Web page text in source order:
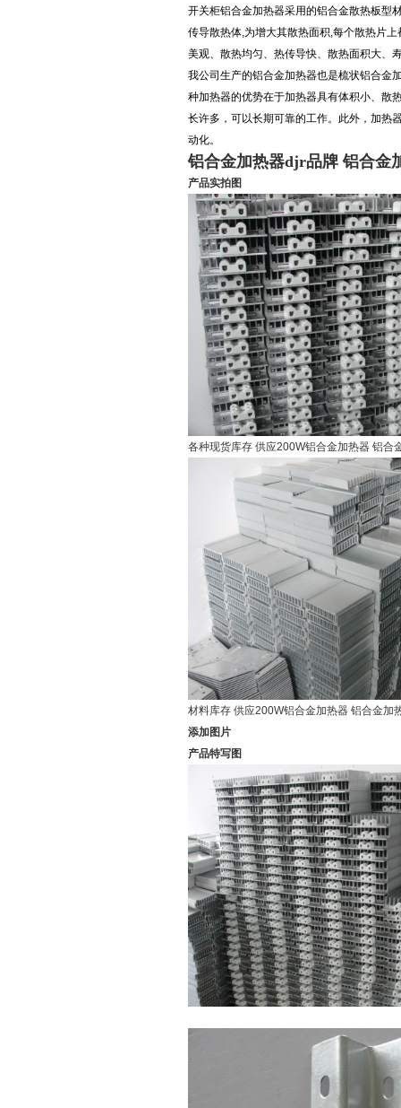
开关柜铝合金加热器采用的铝合金散热板型
传导散热体,为增大其散热面积,每个散热片
美观、散热均匀、热传导快、散热面积大、
我公司生产的铝合金加热器也是梳状铝合金
种加热器的优势在于加热器具有体积小、散
长许多，可以长期可靠的工作。此外，加热
动化。
铝合金加热器djr品牌 铝合金
产品实拍图
各种现货库存 供应200W铝合金加热器 铝合
材料库存 供应200W铝合金加热器 铝合金加
添加图片
产品特写图